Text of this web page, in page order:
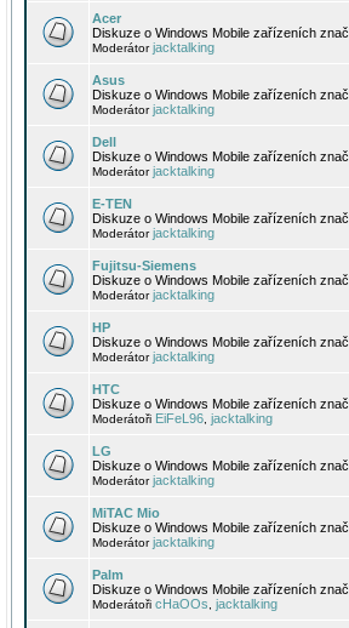
Acer
Diskuze o Windows Mobile zařízeních
Moderátorjacktalking
Asus
Diskuze o Windows Mobile zařízeních
Moderátorjacktalking
Dell
Diskuze o Windows Mobile zařízeních
Moderátorjacktalking
E-TEN
Diskuze o Windows Mobile zařízeních
Moderátorjacktalking
Fujitsu-Siemens
Diskuze o Windows Mobile zařízeních
Moderátorjacktalking
HP
Diskuze o Windows Mobile zařízeních
Moderátorjacktalking
HTC
Diskuze o Windows Mobile zařízeních
Moderátoři EiFeL96 jacktalking
LG
Diskuze o Windows Mobile zařízeních
Moderátorjacktalking
MiTAC Mio
Diskuze o Windows Mobile zařízeních
Moderátorjacktalking
Palm
Diskuze o Windows Mobile zařízeních
Moderátoři cHaOOs jacktalking